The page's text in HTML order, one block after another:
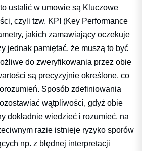
ustalić w umowie są Kluczowe
czyli tzw. KPI (Key Performance
jakich zamawiający oczekuje
jednak pamiętać, że muszą to być
do zweryfikowania przez obie
są precyzyjnie określone, co
Sposób zdefiniowania
wątpliwości, gdyż obie
dokładnie wiedzieć i rozumieć, na
razie istnieje ryzyko sporów
np. z błędnej interpretacji